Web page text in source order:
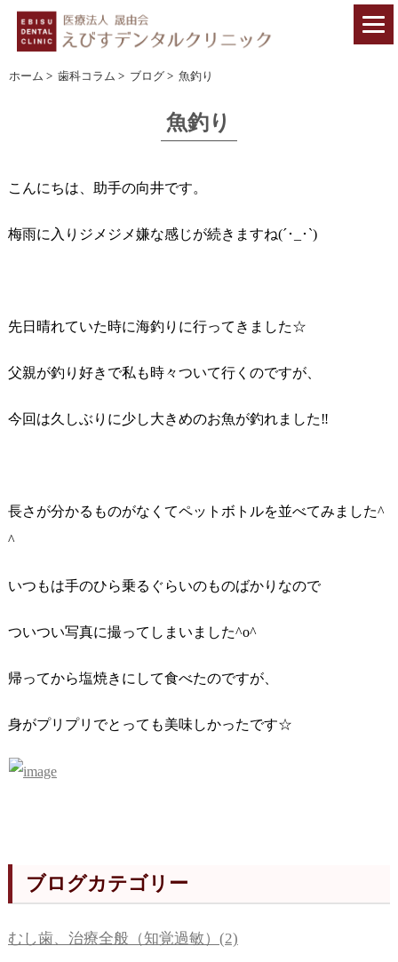
ホーム > 歯科コラム > ブログ > 魚釣り
魚釣り
こんにちは、助手の向井です。
梅雨に入りジメジメ嫌な感じが続きますね(´･_･`)
先日晴れていた時に海釣りに行ってきました☆
父親が釣り好きで私も時々ついて行くのですが、
今回は久しぶりに少し大きめのお魚が釣れました‼︎
長さが分かるものがなくてペットボトルを並べてみました^
^
いつもは手のひら乗るぐらいのものばかりなので
ついつい写真に撮ってしまいました^o^
帰ってから塩焼きにして食べたのですが、
身がプリプリでとっても美味しかったです☆
ブログカテゴリー
むし歯、治療全般（知覚過敏）(2)